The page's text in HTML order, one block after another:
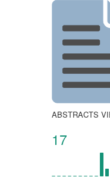
ABSTRACTS
17